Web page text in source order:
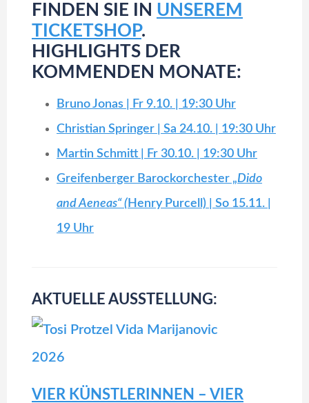
FINDEN SIE IN UNSEREM
TICKETSHOP.
HIGHLIGHTS DER
KOMMENDEN MONATE:
Bruno Jonas | Fr 9.10. | 19:30 Uhr
Christian Springer | Sa 24.10. | 19:30 Uhr
Martin Schmitt | Fr 30.10. | 19:30 Uhr
Greifenberger Barockorchester „Dido
and Aeneas“ (Henry Purcell) | So 15.11. |
19 Uhr
AKTUELLE AUSSTELLUNG:
VIER KÜNSTLERINNEN – VIER